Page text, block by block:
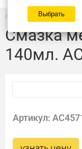
Выбрать
Главная / Каталог
Смазка
140мл.
Артикул: